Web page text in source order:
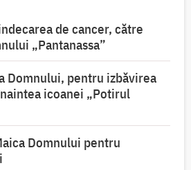
de cancer, către
„Pantanassa”
Domnului, pentru izbăvirea
icoanei „Potirul
Domnului pentru